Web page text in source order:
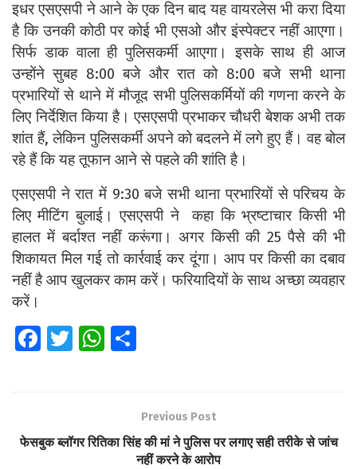
इधर एसएसपी ने आने के एक दिन बाद यह वायरलेस भी करा दिया
है कि उनकी कोठी पर कोई भी एसओ और इंस्पेक्टर नहीं आएगा।
सिर्फ डाक वाला ही पुलिसकर्मी आएगा। इसके साथ ही आज
उन्होंने सुबह 8:00 बजे और रात को 8:00 बजे सभी थाना
प्रभारियों से थाने में मौजूद सभी पुलिसकर्मियों की गणना करने के
लिए निर्देशित किया है। एसएसपी प्रभाकर चौधरी बेशक अभी तक
शांत हैं, लेकिन पुलिसकर्मी अपने को बदलने में लगे हुए हैं। वह बोल
रहे हैं कि यह तूफान आने से पहले की शांति है।
एसएसपी ने रात में 9:30 बजे सभी थाना प्रभारियों से परिचय के
लिए मीटिंग बुलाई। एसएसपी ने कहा कि भ्रष्टाचार किसी भी
हालत में बर्दाश्त नहीं करूंगा। अगर किसी की 25 पैसे की भी
शिकायत मिल गई तो कार्रवाई कर दूंगा। आप पर किसी का दबाव
नहीं है आप खुलकर काम करें। फरियादियों के साथ अच्छा व्यवहार
करें।
Fa
o
T
W
A
e
Previous Post
फेसबुक ब्लॉगर रितिका सिंह की मां ने पुलिस पर लगाए सही तरीके से जांच
नहीं करने के आरोप